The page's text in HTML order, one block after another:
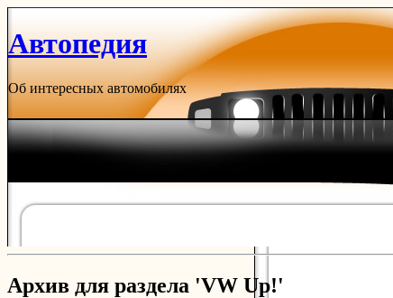
Автопедия
Об интересных автомобилях
Архив для раздела 'VW Up!'